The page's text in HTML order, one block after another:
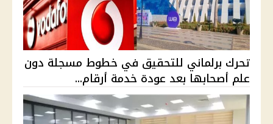
تحرك برلماني للتحقيق في خطوط مسجلة دون
علم أصحابها بعد عودة خدمة أرقام...